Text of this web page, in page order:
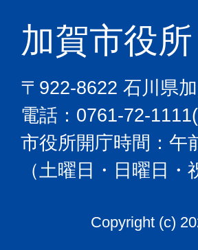
加賀市役所
〒922-8622 石川県
電話：0761-72-
市役所開庁時間：午
（土曜日・日曜日
Copyright (c)